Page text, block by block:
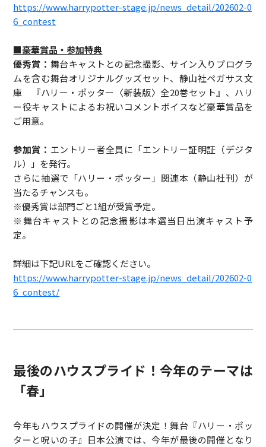
https://www.harrypotter-stage.jp/news_detail/202602-0
6_contest
■豪華賞品・参加特典
優秀賞： 舞台キャストとの記念撮影、サイン入りプログラ
ムを含む舞台オリジナルグッズセット、静山社ペガサス文
庫 『ハリー・ポッター〈新装版〉全20巻セット』、ハリ
ー役キャストによるお祝いコメントボイスなど豪華賞品を
ご用意。
参加賞： エントリー者全員に「エントリー証明証（デジタ
ル）」を発行。
さらに抽選で「ハリー・ポッター」関連本（静山社刊）が
当たるチャンスも。
※優秀賞は部門ごと1組が受賞予定。
※舞台キャストとの記念撮影は本選当日出演キャスト予
定。
詳細は下記URLをご確認ください。
https://www.harrypotter-stage.jp/news_detail/202602-0
6_contest/
最後のハウスプライド！今年のテーマは
「春」
今年もハウスプライドの開催が決定！舞台『ハリー・ポッ
ターと呪いの子』日本公演では、今年が最後の開催となり